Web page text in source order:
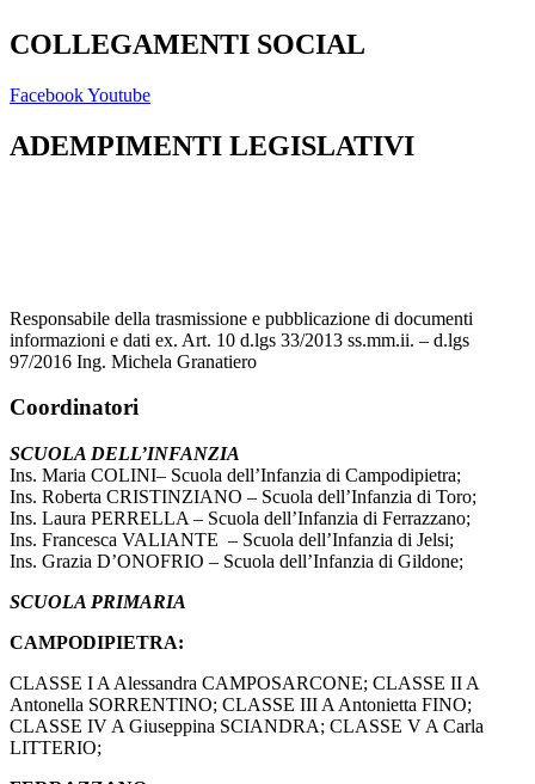
COLLEGAMENTI SOCIAL
FacebookYoutube
ADEMPIMENTI LEGISLATIVI
Responsabile della trasmissione e pubblicazione di documenti
informazioni e dati ex. Art. 10 d.lgs 33/2013 ss.mm.ii. – d.lgs
97/2016 Ing. Michela Granatiero
Coordinatori
SCUOLA DELL’INFANZIA
Ins. Maria COLINI– Scuola dell’Infanzia di Campodipietra;
Ins. Roberta CRISTINZIANO – Scuola dell’Infanzia di Toro;
Ins. Laura PERRELLA – Scuola dell’Infanzia di Ferrazzano;
Ins. Francesca VALIANTE – Scuola dell’Infanzia di Jelsi;
Ins. Grazia D’ONOFRIO – Scuola dell’Infanzia di Gildone;
SCUOLA PRIMARIA
CAMPODIPIETRA:
CLASSE I A Alessandra CAMPOSARCONE; CLASSE II A
Antonella SORRENTINO; CLASSE III A Antonietta FINO;
CLASSE IV A Giuseppina SCIANDRA; CLASSE V A Carla
LITTERIO;